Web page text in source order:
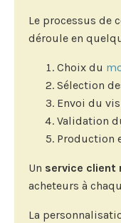
Le processus de
déroule en
Choix du
Sélection
Envoi du
Validation
Production
Un service client
acheteurs à
La